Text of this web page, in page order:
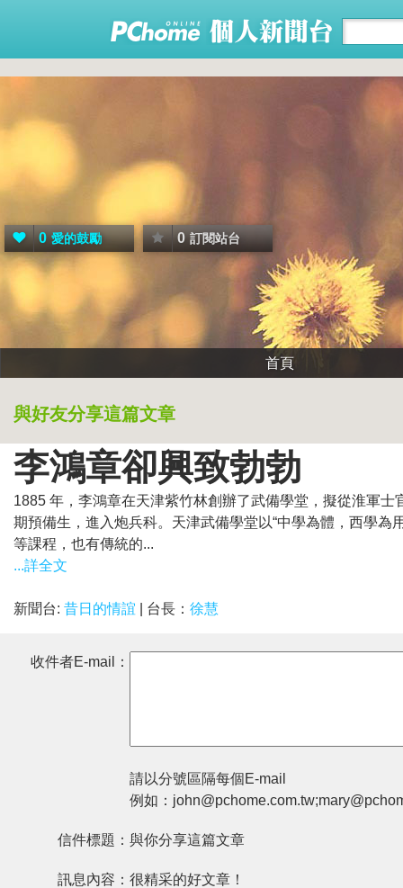
0 愛的鼓勵 0 訂閱站台
首頁
與好友分享這篇文章
李鴻章卻興致勃勃
1885 年，李鴻章在天津紫竹林創辦了武備學堂，擬從淮軍
期預備生，進入炮兵科。天津武備學堂以“中學為體，西學
等課程，也有傳統的...
...詳全文
新聞台: 昔日的情誼 | 台長： 徐慧
收件者E-mail：
請以分號區隔每個E-mail
例如：
信件標題： 與你分享這篇文章
訊息內容： 很精采的好文章！